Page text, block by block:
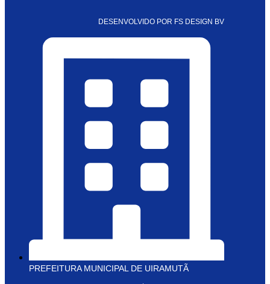
DESENVOLVIDO POR FS DESIGN BV
PREFEITURA MUNICIPAL DE UIRAMUTÃ